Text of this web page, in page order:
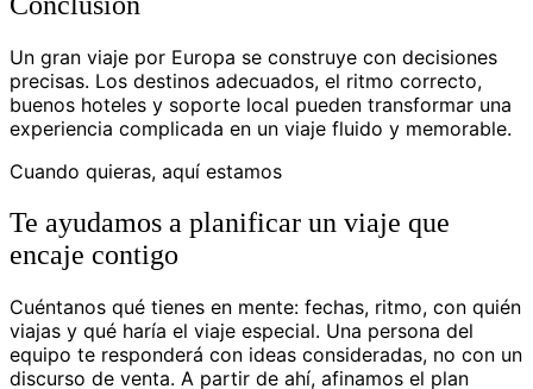
Un gran viaje por Europa se construye con decisiones
precisas. Los destinos adecuados, el ritmo correcto,
buenos hoteles y soporte local pueden transformar una
experiencia complicada en un viaje fluido y memorable.
Cuando quieras, aquí estamos
Te ayudamos a planificar un viaje que
encaje contigo
Cuéntanos qué tienes en mente: fechas, ritmo, con quién
viajas y qué haría el viaje especial. Una persona del
equipo te responderá con ideas consideradas, no con un
discurso de venta. A partir de ahí, afinamos el plan